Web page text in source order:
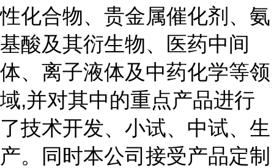
性化合物、贵金属催化剂、氨
基酸及其衍生物、医药中间
体、离子液体及中药化学等领
域,并对其中的重点产品进行
了技术开发、小试、中试、生
产。同时本公司接受产品定制